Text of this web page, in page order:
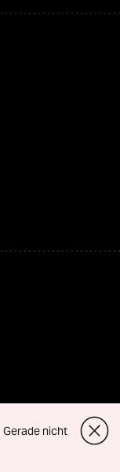
Gerade nicht